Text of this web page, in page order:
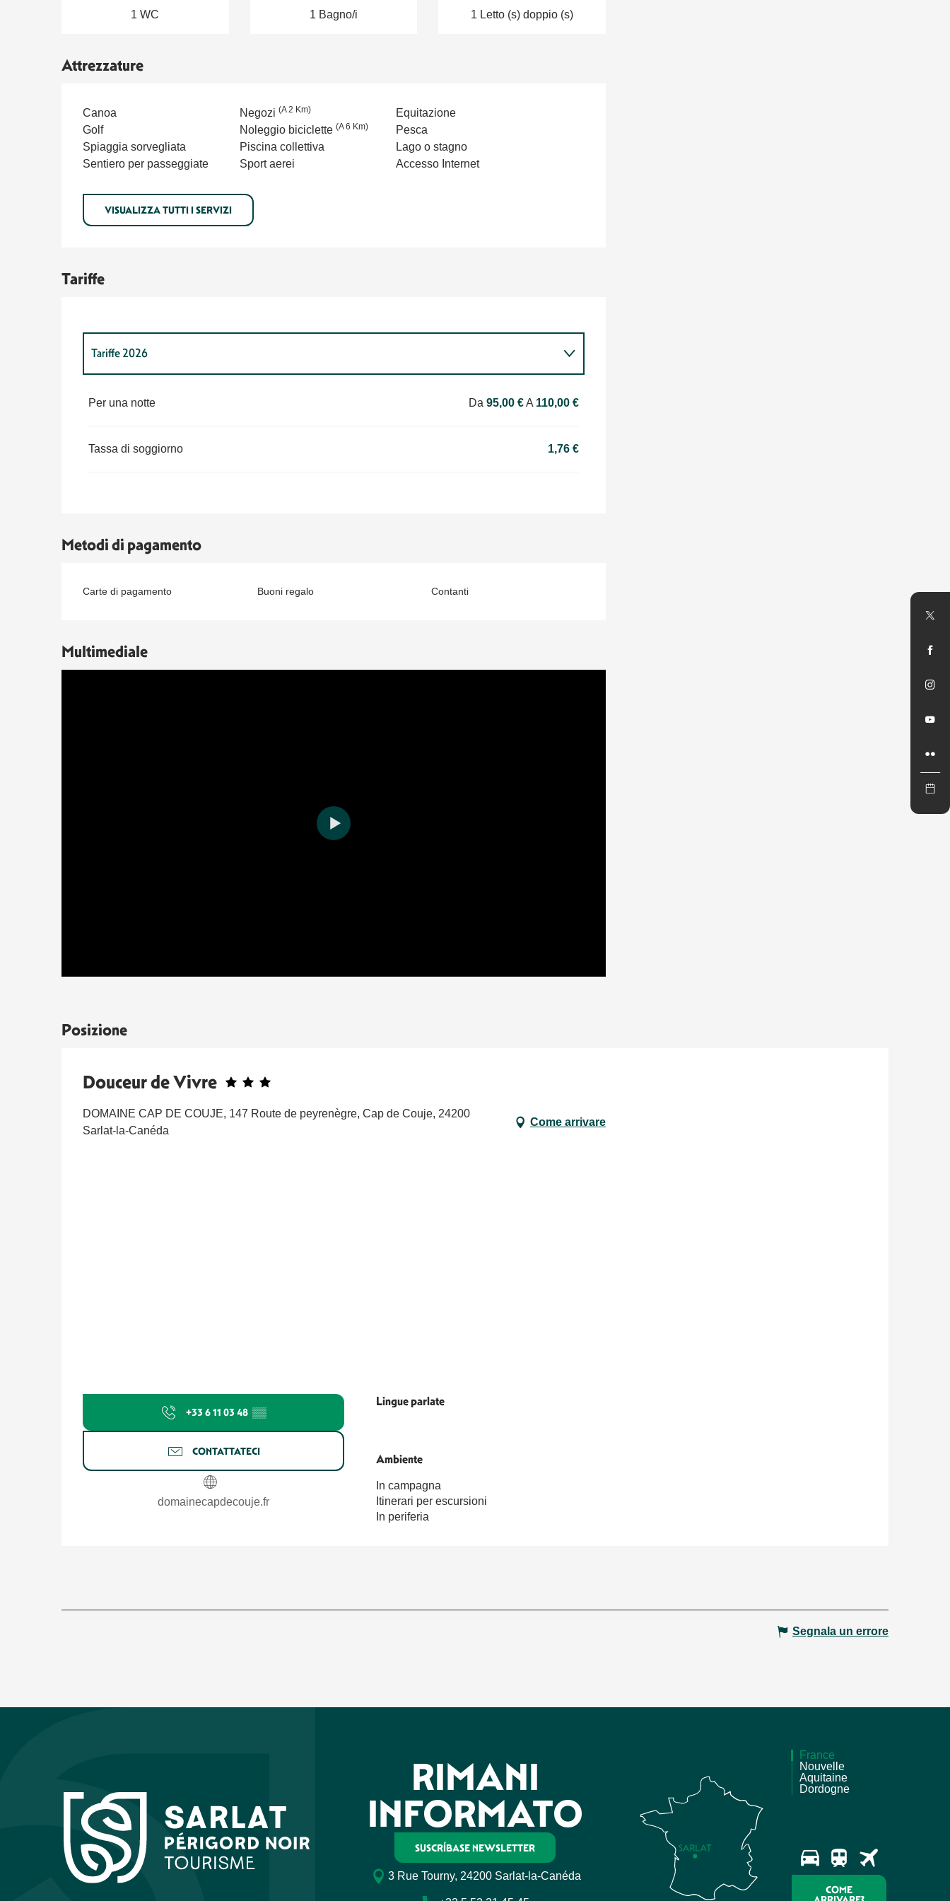
1 WC 1 Bagno/i 1 Letto (s) doppio (s)
Attrezzature
Canoa Negozi (A 2 Km)
Equitazione
Golf
Noleggio biciclette (A 6 Km)
Pesca
Spiaggia sorvegliata
Piscina collettiva
Lago o stagno
Sentiero per passeggiate
Sport aerei Accesso Internet
VISUALIZZA TUTTI I SERVIZI
Tariffe
Tariffe 2026
Tariffe 2027
Per una notte Da95,00 €A 110,00 €
Tassa di soggiorno 1,76 €
Metodi di pagamento
Carte di pagamento Buoni regalo Contanti
Multimediale
Posizione
Douceur de Vivre
DOMAINE CAP DE COUJE, 147 Route de peyrenègre, Cap de Couje, 24200
Sarlat-la-Canéda
Come arrivare
+33 6 11 03 48 ▒▒
CONTATTATECI
domainecapdecouje.fr
Lingue parlate
Lingue parlate
Ambiente
Ambiente
In campagna
Itinerari per escursioni
In periferia
Segnala un errore
RIMANI
INFORMATO
SUSCRÍBASE NEWSLETTER
3 Rue Tourny, 24200 Sarlat-la-Canéda
France
Nouvelle
Aquitaine
Dordogne
COME